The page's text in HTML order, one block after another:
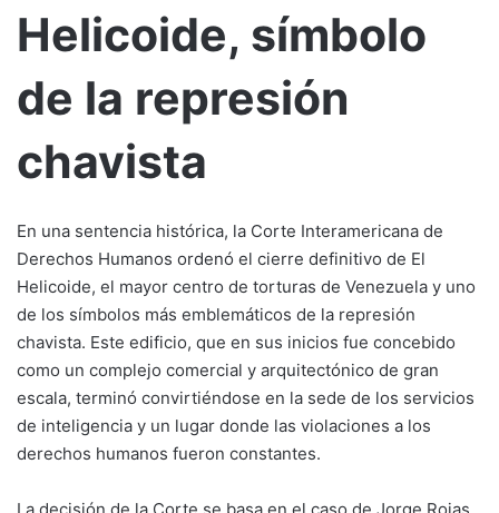
Helicoide, símbolo
de la represión
chavista
En una sentencia histórica, la Corte Interamericana de
Derechos Humanos ordenó el cierre definitivo de El
Helicoide, el mayor centro de torturas de Venezuela y uno
de los símbolos más emblemáticos de la represión
chavista. Este edificio, que en sus inicios fue concebido
como un complejo comercial y arquitectónico de gran
escala, terminó convirtiéndose en la sede de los servicios
de inteligencia y un lugar donde las violaciones a los
derechos humanos fueron constantes.
La decisión de la Corte se basa en el caso de Jorge Rojas,